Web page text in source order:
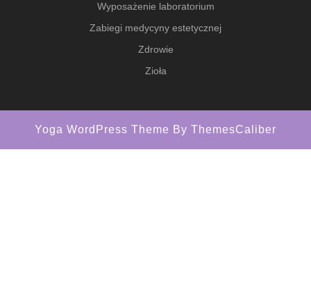
Wyposażenie laboratorium
Zabiegi medycyny estetycznej
Zdrowie
Zioła
Yoga WordPress Theme By ThemesCaliber